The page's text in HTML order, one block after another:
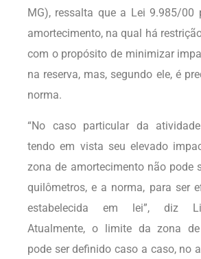
MG), ressalta que a Lei 9.985/00
amortecimento, na qual há
com o propósito de minimizar
na reserva, mas, segundo ele, é
norma.
“No caso particular da
tendo em vista seu elevado
zona de amortecimento não pode
quilômetros, e a norma, para ser
estabelecida em lei”, diz
Atualmente, o limite da zona de
pode ser definido caso a caso, no